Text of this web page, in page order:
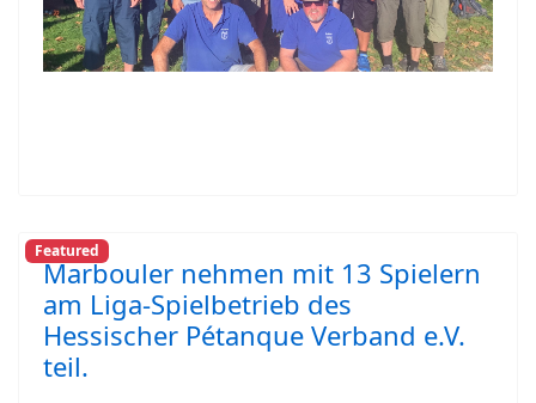
Featured
Marbouler nehmen mit 13 Spielern
am Liga-Spielbetrieb des
Hessischer Pétanque Verband e.V.
teil.